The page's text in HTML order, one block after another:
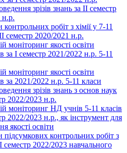
зрізів знань за ІІ семестр
н.р.
контрольних робіт з хімії у 7-11
семестр 2020/2021 н.р.
моніторинг якості освіти
за І семестр 2021/2022 н.р. 5-11
моніторинг якості освіти
за 2021/2022 н.р. 5-11 класи
зрізів знань з основ наук
2022/2023 н.р.
моніторинг НД учнів 5-11 класів
2022/2023 н.р., як інструмент для
якості освіти
підсумкових контрольних робіт з
семестр 2022/2023 навчального